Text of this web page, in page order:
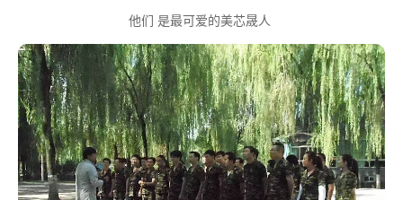
他们 是最可爱的美芯晟人